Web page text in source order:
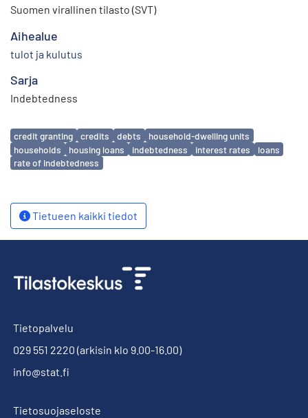
Suomen virallinen tilasto (SVT)
Aihealue
tulot ja kulutus
Sarja
Indebtedness
Avainsanat
credit granting credits debts
household-dwelling units
households
housing loans indebtedness interest rates
loans
rate of indebtedness
Tietueen kaikki tiedot
Tietopalvelu
029 551 2220 (arkisin klo 9.00-16.00)
info@stat.fi
Tietosuojaseloste